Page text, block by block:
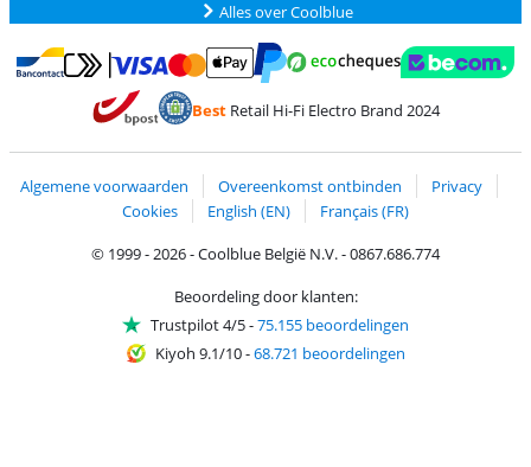
Alles over Coolblue
Betalen met Bancontact
Betalen met MasterCard en Visa via ClickToPay
Betalen met PayPal
BestRetail Hi-Fi Electro Brand 2024
Algemene voorwaarden Overeenkomst ontbinden
Privacy
Cookies
English (EN)
Français (FR)
© 1999 - 2026 - Coolblue België N.V. - 0867.686.774
Beoordeling door klanten:
Trustpilot 4/5-75.155 beoordelingen
Kiyoh 9.1/10-68.721 beoordelingen